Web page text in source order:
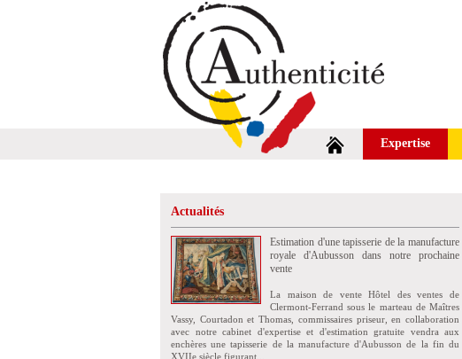
Expertise
Actualités
Estimation d'une tapisserie de la manufacture
royale d'Aubusson dans notre prochaine
vente
La maison de vente Hôtel des ventes de
Clermont-Ferrand sous le marteau de Maîtres
Vassy, Courtadon et Thomas, commissaires priseur, en collaboration
avec notre cabinet d'expertise et d'estimation gratuite vendra aux
enchères une tapisserie de la manufacture d'Aubusson de la fin du
XVIIe siècle figurant...